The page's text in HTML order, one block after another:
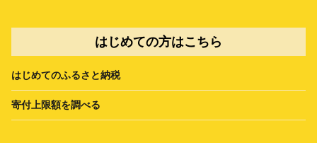
はじめての方はこちら
はじめてのふるさと納税
寄付上限額を調べる